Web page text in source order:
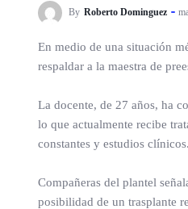
By Roberto Dominguez
En medio de una situación
respaldar a la maestra de
La docente, de 27 años, ha
lo que actualmente recibe
constantes y estudios clínicos.
Compañeras del plantel
posibilidad de un trasplante